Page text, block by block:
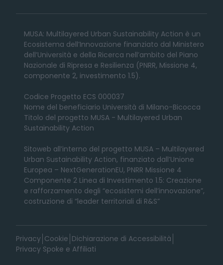
MUSA: Multilayered Urban Sustainability Action è un
Ecosistema dell’Innovazione finanziato dal Ministero
dell’Università e della Ricerca nell’ambito del Piano
Nazionale di Ripresa e Resilienza (PNRR, Missione 4,
componente 2, investimento 1.5).
Codice Progetto ECS 000037
Nome del beneficiario Università di Milano-Bicocca
Titolo del progetto MUSA - Multilayered Urban
Sustainability Action
Sitoweb all’interno del progetto MUSA – Multilayered
Urban Sustainability Action, finanziato dall’Unione
Europea – NextGenerationEU, PNRR Missione 4
Componente 2 Linea di Investimento 1.5: Creazione
e rafforzamento degli “ecosistemi dell’innovazione”,
costruzione di “leader territoriali di R&S”
Privacy Cookie Dichiarazione di Accessibilità
Privacy Spoke e Affiliati